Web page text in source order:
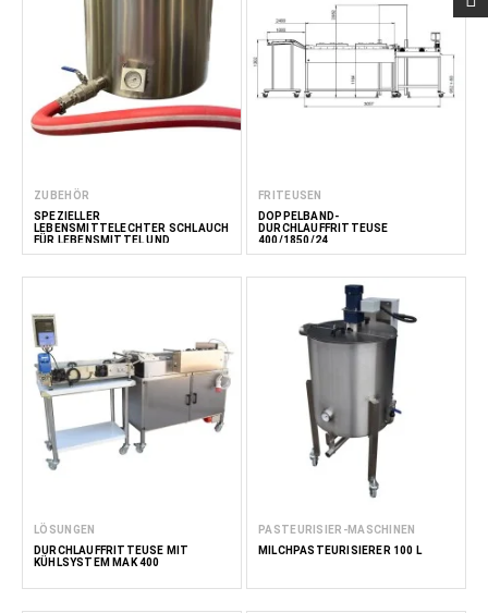
ZUBEHÖR
SPEZIELLER
LEBENSMITTELECHTER SCHLAUCH
FÜR LEBENSMITTEL UND
GETRÄNKE
FRITEUSEN
DOPPELBAND-
DURCHLAUFFRITTEUSE
400/1850/24
LÖSUNGEN
DURCHLAUFFRITTEUSE MIT
KÜHLSYSTEM MAK 400
PASTEURISIER-MASCHINEN
MILCHPASTEURISIERER 100 L